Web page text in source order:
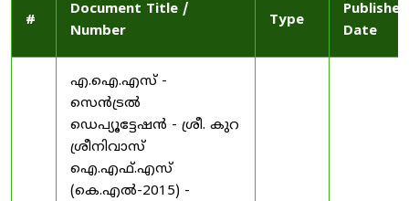
#
Document Title /
Number
Type
Published
Date
എ.ഐ.എസ് -
സെൻട്രൽ
ഡെപ്യൂട്ടേഷൻ - ശ്രീ. കുറ
ശ്രീനിവാസ്
ഐ.എഫ്.എസ്
(കെ.എൽ-2015) -